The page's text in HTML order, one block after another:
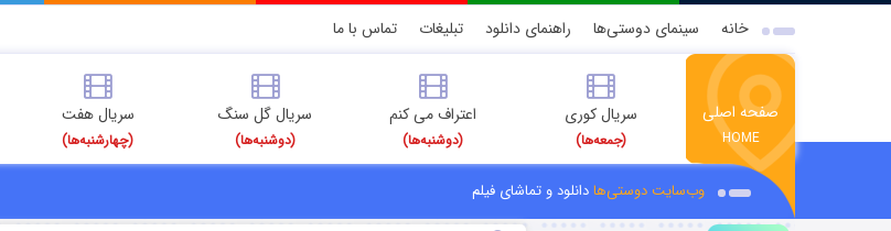
خانه سینمای دوستی‌ها راهنمای دانلود تبلیغات تماس با ما
صفحه اصلی
HOME
سریال کوری
(جمعه‌ها)
اعتراف می کنم
(دوشنبه‌ها)
سریال گل سنگ
(دوشنبه‌ها)
سریال هفت
(چهارشنبه‌ها)
وب‌سایت دوستی‌هادانلود و تماشای فیلم